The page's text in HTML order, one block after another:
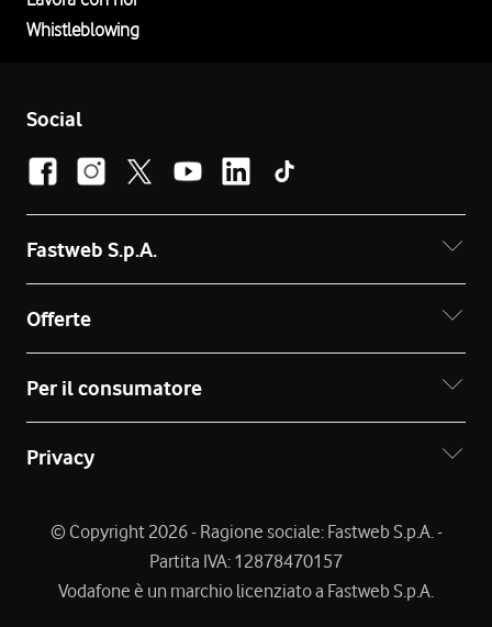
Whistleblowing
Social
Fastweb S.p.A.
Offerte
Per il consumatore
Privacy
© Copyright 2026 - Ragione sociale: Fastweb S.p.A. -
Partita IVA: 12878470157
Vodafone è un marchio licenziato a Fastweb S.p.A.